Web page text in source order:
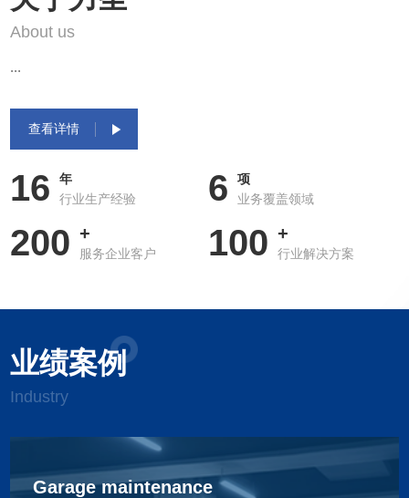
About us
...
查看详情
16
年
行业生产经验
6
项
业务覆盖领域
200 +
服务企业客户 100 +
行业解决方案
业绩案例
Industry
Garage maintenance